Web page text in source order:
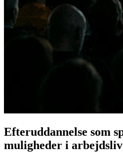
Efteruddannelse som
muligheder i